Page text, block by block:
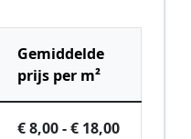
Gemiddelde
prijs per m²
€ 8,00 - € 18,00